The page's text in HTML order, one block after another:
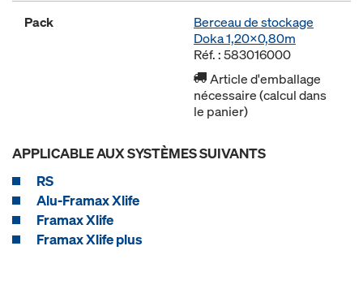
Pack
Berceau de stockage
Doka 1,20x0,80m
Réf. : 583016000
Article d'emballage
nécessaire (calcul dans
le panier)
APPLICABLE AUX SYSTÈMES SUIVANTS
RS
Alu-Framax Xlife
Framax Xlife
Framax Xlife plus